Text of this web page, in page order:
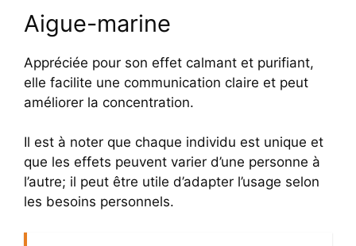
Aigue-marine
Appréciée pour son effet calmant et purifiant,
elle facilite une communication claire et peut
améliorer la concentration.
Il est à noter que chaque individu est unique et
que les effets peuvent varier d’une personne à
l’autre; il peut être utile d’adapter l’usage selon
les besoins personnels.